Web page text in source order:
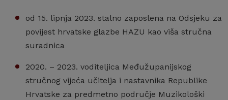
od 15. lipnja 2023. stalno zaposlena na Odsjeku za
povijest hrvatske glazbe HAZU kao viša stručna
suradnica
2020. – 2023. voditeljica Međužupanijskog
stručnog vijeća učitelja i nastavnika Republike
Hrvatske za predmetno područje Muzikološki